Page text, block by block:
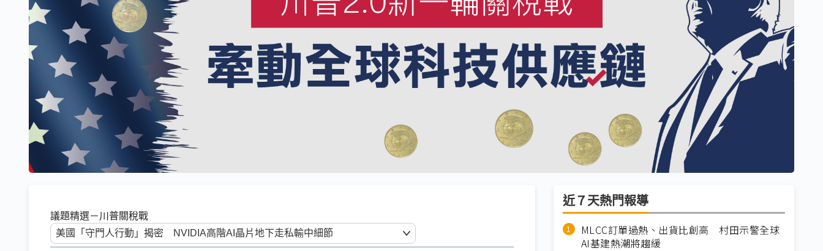
議題精選－川普關稅戰
近７天熱門報導
MLCC訂單過熱、出貨比創高 村田示警全球
AI基建熱潮將趨緩